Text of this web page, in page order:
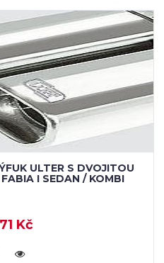
ULTER S DVOJITOU
I SEDAN / KOMBI
Kč